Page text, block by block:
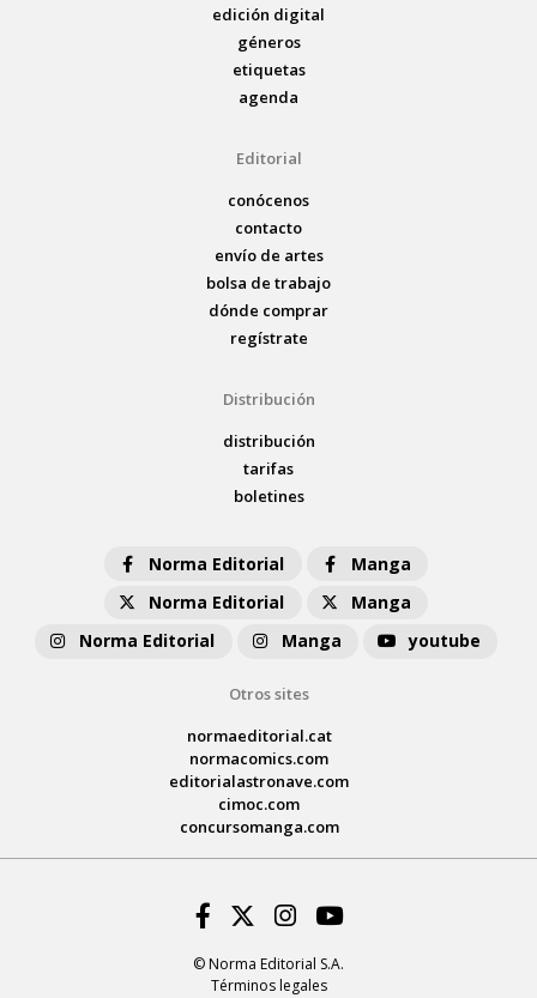
edición digital
géneros
etiquetas
agenda
Editorial
conócenos
contacto
envío de artes
bolsa de trabajo
dónde comprar
regístrate
Distribución
distribución
tarifas
boletines
Norma Editorial
Manga
Norma Editorial
Manga
Norma Editorial
Manga youtube
Otros sites
normaeditorial.cat
normacomics.com
editorialastronave.com
cimoc.com
concursomanga.com
© Norma Editorial S.A.
Términos legales
Facebook
Twitter
Instagram
Youtube